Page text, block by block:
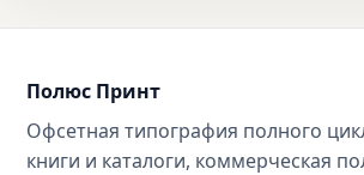
Полюс Принт
Офсетная типография полного
книги и каталоги, коммерческая